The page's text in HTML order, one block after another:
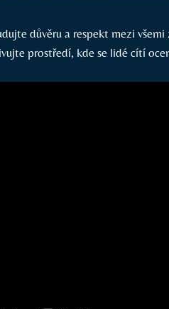
důvěru a respekt mezi
prostředí, kde se lidé cítí